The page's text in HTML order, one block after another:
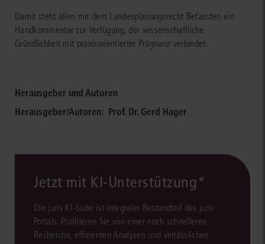
Damit steht allen mit dem Landesplanungsrecht Befassten ein
Handkommentar zur Verfügung, der wissenschaftliche
Gründlichkeit mit praxisorientierter Prägnanz verbindet.
Herausgeber und Autoren
Herausgeber/Autoren: Prof. Dr. Gerd Hager
Jetzt mit KI-Unterstützung*
Die juris KI-Suite ist integraler Bestandteil des juris
Portals. Profitieren Sie von einer noch schnelleren
Recherche, effizienten Analysen und verlässlichen